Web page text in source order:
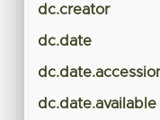
dc.creator
dc.date
dc.date.available